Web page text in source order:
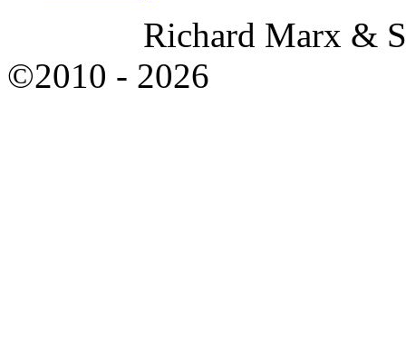
Richard Marx &
©2010 - 2026